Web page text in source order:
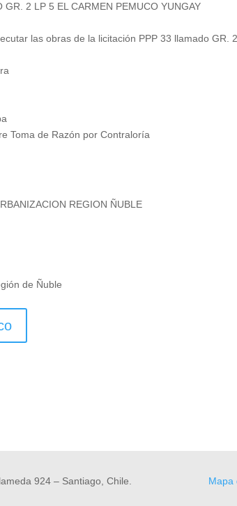
GR. 2 LP 5 EL CARMEN PEMUCO YUNGAY
las obras de la licitación PPP 33 llamado GR.
Toma de Razón por Contraloría
REGION ÑUBLE
de Ñuble
924 – Santiago, Chile. Mapa